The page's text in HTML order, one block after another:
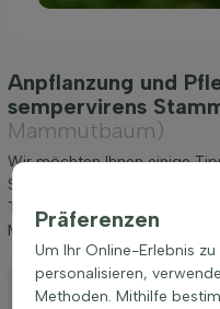
Anpflanzung und
sempervirens
Mammutbaum)
Wir möchten Ihnen einige
Sequoia sempervirens
Tipps befolgen, werden Sie
Mammutbaum haben.
Anpflanzen
Präferenzen
Um Ihr Online-Erlebnis
personalisieren,
Methoden. Mithilfe